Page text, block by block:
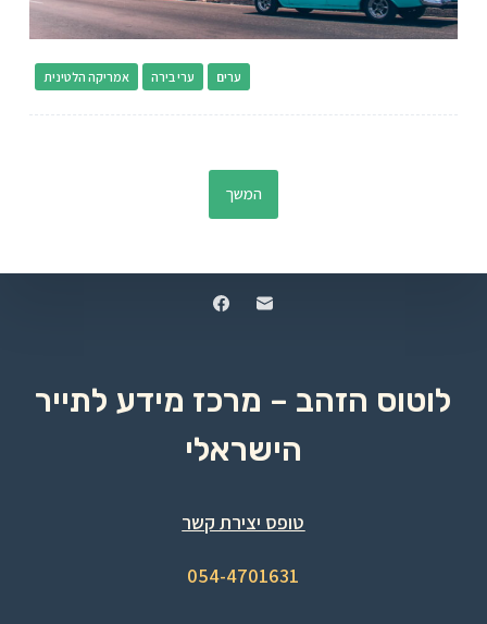
אמריקה הלטינית ערי בירה ערים
המשך
לוטוס הזהב – מרכז מידע לתייר
הישראלי
טופס יצירת קשר
054-4701631